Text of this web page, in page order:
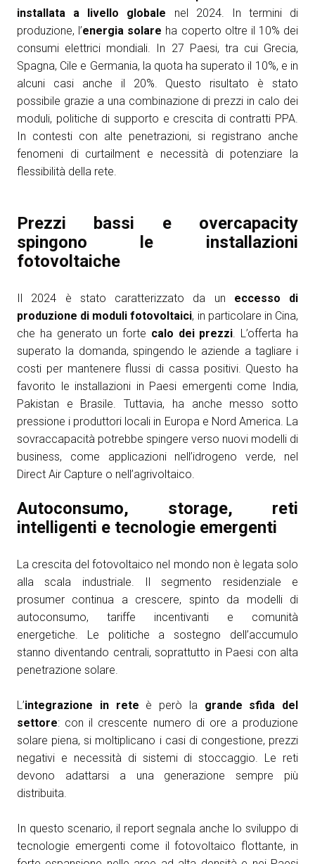
installata a livello globale nel 2024. In termini di
produzione, l’energia solare ha coperto oltre il 10% dei
consumi elettrici mondiali. In 27 Paesi, tra cui Grecia,
Spagna, Cile e Germania, la quota ha superato il 10%, e in
alcuni casi anche il 20%. Questo risultato è stato
possibile grazie a una combinazione di prezzi in calo dei
moduli, politiche di supporto e crescita di contratti PPA.
In contesti con alte penetrazioni, si registrano anche
fenomeni di curtailment e necessità di potenziare la
flessibilità della rete.
Prezzi bassi e overcapacity
spingono le installazioni
fotovoltaiche
Il 2024 è stato caratterizzato da un eccesso di
produzione di moduli fotovoltaici, in particolare in Cina,
che ha generato un forte calo dei prezzi. L’offerta ha
superato la domanda, spingendo le aziende a tagliare i
costi per mantenere flussi di cassa positivi. Questo ha
favorito le installazioni in Paesi emergenti come India,
Pakistan e Brasile. Tuttavia, ha anche messo sotto
pressione i produttori locali in Europa e Nord America. La
sovraccapacità potrebbe spingere verso nuovi modelli di
business, come applicazioni nell’idrogeno verde, nel
Direct Air Capture o nell’agrivoltaico.
Autoconsumo, storage, reti
intelligenti e tecnologie emergenti
La crescita del fotovoltaico nel mondo non è legata solo
alla scala industriale. Il segmento residenziale e
prosumer continua a crescere, spinto da modelli di
autoconsumo, tariffe incentivanti e comunità
energetiche. Le politiche a sostegno dell’accumulo
stanno diventando centrali, soprattutto in Paesi con alta
penetrazione solare.
L’integrazione in rete è però la grande sfida del
settore: con il crescente numero di ore a produzione
solare piena, si moltiplicano i casi di congestione, prezzi
negativi e necessità di sistemi di stoccaggio. Le reti
devono adattarsi a una generazione sempre più
distribuita.
In questo scenario, il report segnala anche lo sviluppo di
tecnologie emergenti come il fotovoltaico flottante, in